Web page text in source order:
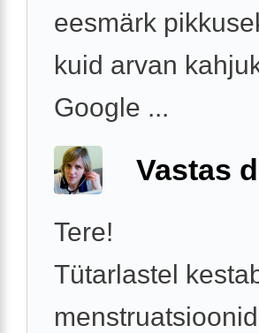
eesmärk
kuid arvan
Google ...
Vastas
Tere!
Tütarlastel